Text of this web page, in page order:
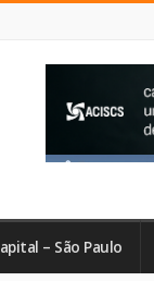
– São Paulo